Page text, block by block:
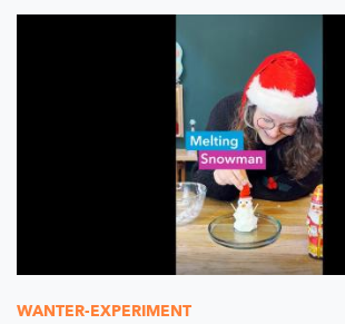
WANTER-EXPERIMENT